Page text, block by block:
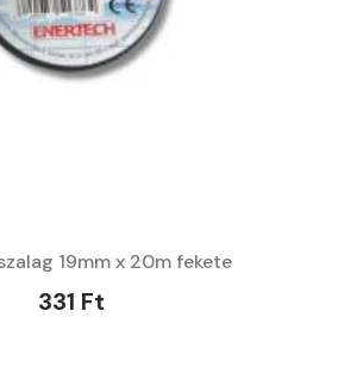
19mm x 20m fekete
331 Ft